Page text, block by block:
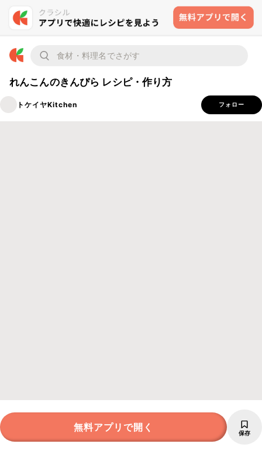
れんこんのきんぴら レシピ・作り方
トケイヤKitchen フォロー
無料アプリで開く 保存